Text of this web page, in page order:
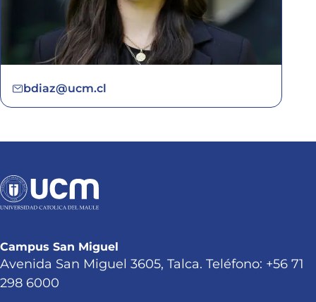
bdiaz@ucm.cl
Campus San Miguel
Avenida San Miguel 3605, Talca. Teléfono: +56 71
298 6000